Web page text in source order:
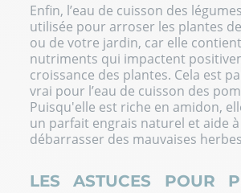
Enfin, l’eau de cuisson des
utilisée pour arroser les plantes
ou de votre jardin, car elle
nutriments qui impactent
croissance des plantes. Cela est
vrai pour l’eau de cuisson des
Puisqu'elle est riche en amidon,
un parfait engrais naturel et aide à
débarrasser des mauvaises
LES ASTUCES POUR